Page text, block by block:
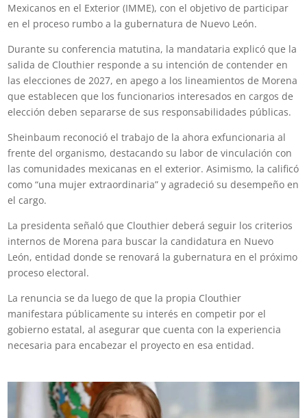
Mexicanos en el Exterior (IMME), con el objetivo de participar
en el proceso rumbo a la gubernatura de Nuevo León.
Durante su conferencia matutina, la mandataria explicó que la
salida de Clouthier responde a su intención de contender en
las elecciones de 2027, en apego a los lineamientos de Morena
que establecen que los funcionarios interesados en cargos de
elección deben separarse de sus responsabilidades públicas.
Sheinbaum reconoció el trabajo de la ahora exfuncionaria al
frente del organismo, destacando su labor de vinculación con
las comunidades mexicanas en el exterior. Asimismo, la calificó
como “una mujer extraordinaria” y agradeció su desempeño en
el cargo.
La presidenta señaló que Clouthier deberá seguir los criterios
internos de Morena para buscar la candidatura en Nuevo
León, entidad donde se renovará la gubernatura en el próximo
proceso electoral.
La renuncia se da luego de que la propia Clouthier
manifestara públicamente su interés en competir por el
gobierno estatal, al asegurar que cuenta con la experiencia
necesaria para encabezar el proyecto en esa entidad.